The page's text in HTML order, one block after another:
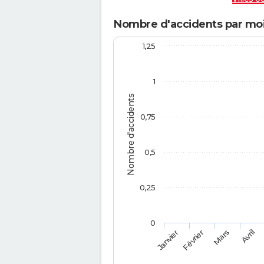
Nombre d'accidents par
Nombre d'accidents
JanvierFévrier Mars Avril
0
1
0,25
0,5
0,75
1,25